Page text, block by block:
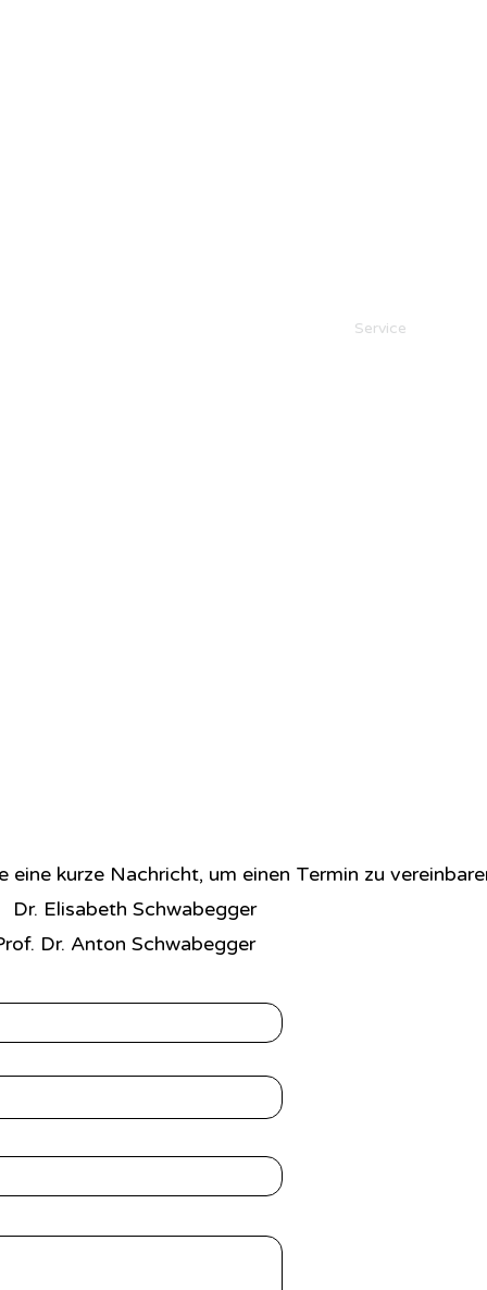
Service
eine kurze Nachricht, um einen Termin zu
Elisabeth Schwabegger
Dr. Anton Schwabegger